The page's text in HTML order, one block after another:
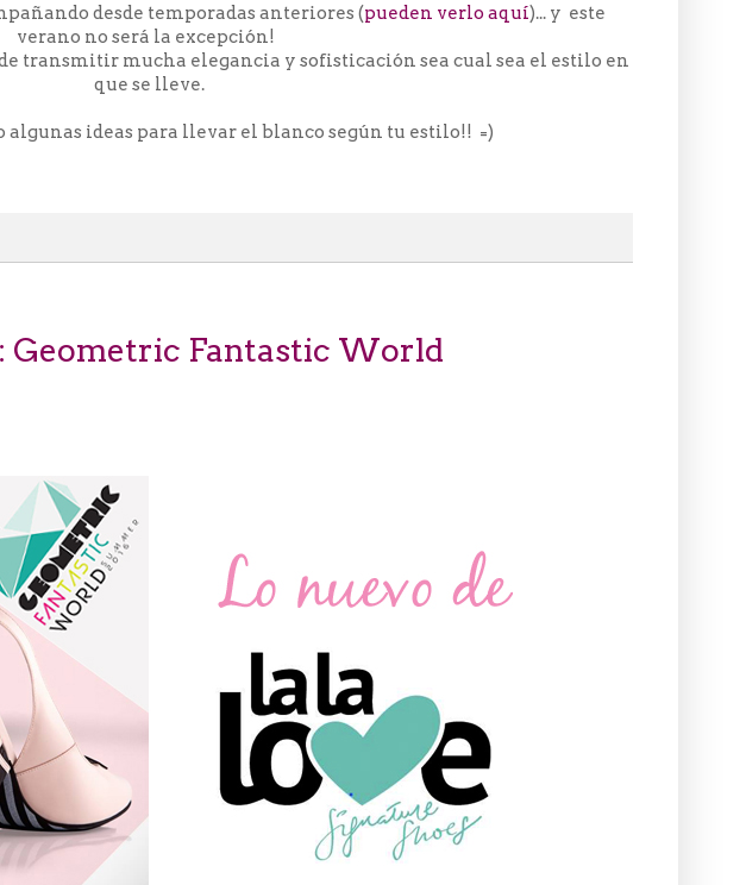
desde temporadas anteriores (pueden verlo aquí)... y este
verano no será la excepción!
transmitir mucha elegancia y sofisticación sea cual sea el estilo en
que se lleve.
algunas ideas para llevar el blanco según tu estilo!! =)
Geometric Fantastic World